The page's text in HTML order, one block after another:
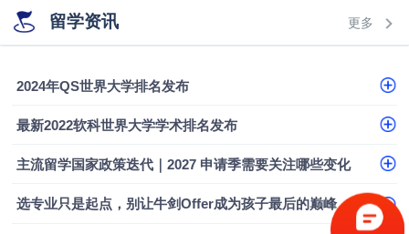
专科逆袭伦敦大学学院UCL录取案例解析
香港浸会大学伦理与公共事务硕士录取
留学资讯 更多
2024年QS世界大学排名发布
最新2022软科世界大学学术排名发布
主流留学国家政策迭代｜2027 申请季需要关注哪些变化
选专业只是起点，别让牛剑Offer成为孩子最后的巅峰